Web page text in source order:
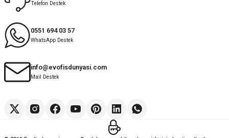
Telefon Destek
0551 694 03 57
WhatsApp Destek
info@evofisdunyasi.com
Mail Destek